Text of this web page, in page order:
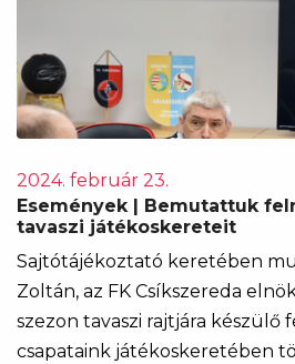
2024. február 23.
Események | Bemutattuk
tavaszi játékoskereteit
Sajtótájékoztató keretében
Zoltán, az FK Csíkszereda
szezon tavaszi rajtjára készülő
csapataink játékoskeretében